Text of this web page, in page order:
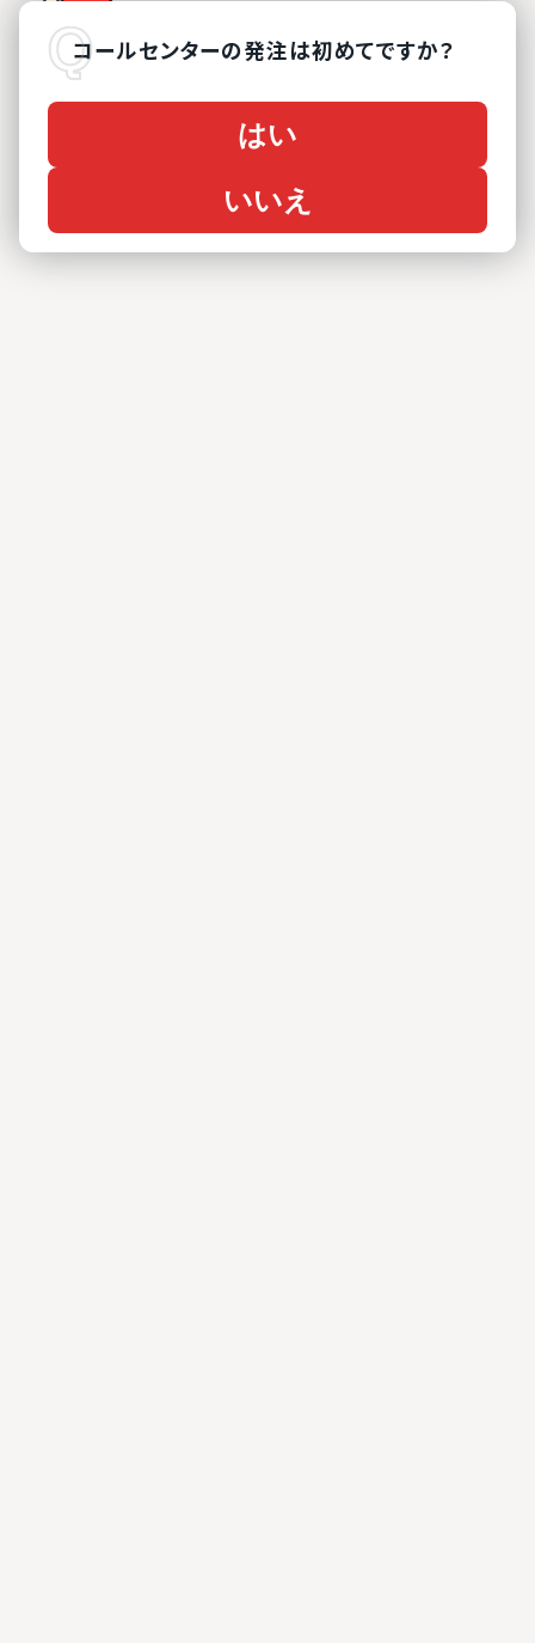
コールセンターの発注は初めてですか？
はい
いいえ